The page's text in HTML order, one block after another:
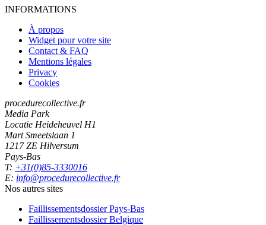
INFORMATIONS
À propos
Widget pour votre site
Contact & FAQ
Mentions légales
Privacy
Cookies
procedurecollective.fr
Media Park
Locatie Heideheuvel H1
Mart Smeetslaan 1
1217 ZE Hilversum
Pays-Bas
T: +31(0)85-3330016
E: info@procedurecollective.fr
Nos autres sites
Faillissementsdossier Pays-Bas
Faillissementsdossier Belgique